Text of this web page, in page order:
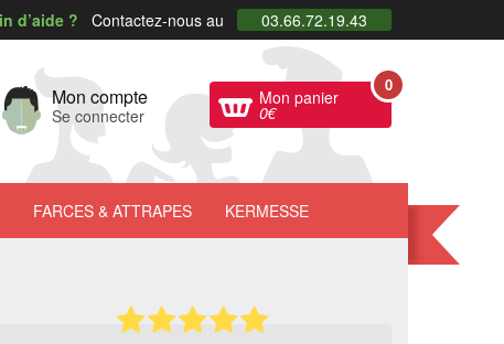
d’aide ? Contactez-nous au 03.66.72.19.43
Mon compte
Se connecter
Mon panier
0€
0
FARCES & ATTRAPES KERMESSE